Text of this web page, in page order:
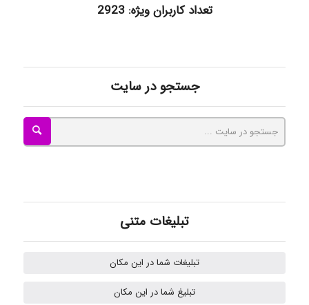
Mohammad
akhtar shahsavandi
تعداد کاربران ویژه: 2923
جستجو در سایت
تبلیغات متنی
تبلیغات شما در این مکان
تبلیغ شما در این مکان